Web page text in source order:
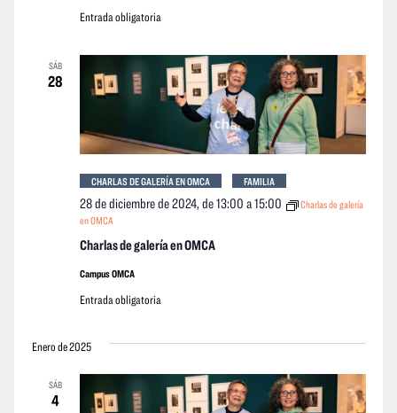
Entrada obligatoria
SÁB
28
Charlas de galería en OMCA
28 de diciembre de 2024, de 13:00 a15:00
Charlas de galería
en OMCA
CHARLAS DE GALERÍA EN OMCA FAMILIA
Campus OMCA
Entrada obligatoria
Enero de 2025
SÁB
4